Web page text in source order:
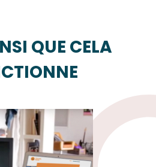
QUE CELA